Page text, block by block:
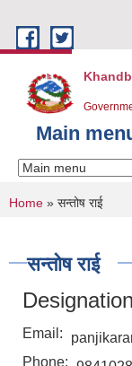
Main
You are
Home » सन्तोष राई
सन्तोष राई
Email:
Phone: